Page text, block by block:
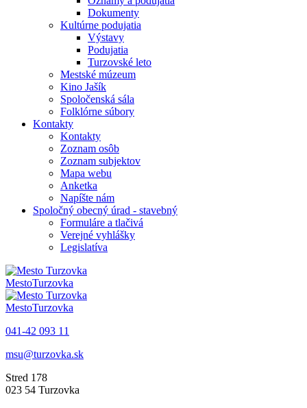
Dokumenty
Kultúrne podujatia
Výstavy
Podujatia
Turzovské leto
Mestské múzeum
Kino Jašík
Spoločenská sála
Folklórne súbory
Kontakty
Kontakty
Zoznam osôb
Zoznam subjektov
Mapa webu
Anketka
Napíšte nám
Spoločný obecný úrad - stavebný
Formuláre a tlačivá
Verejné vyhlášky
Legislatíva
MestoTurzovka
MestoTurzovka
041-42 093 11
msu@turzovka.sk
Stred 178
023 54 Turzovka